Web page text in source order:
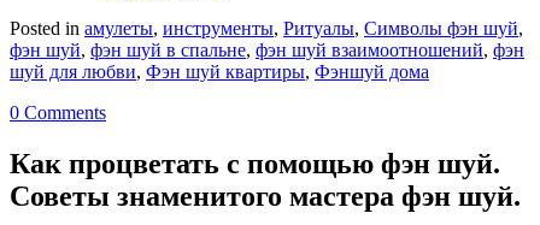
Posted in амулеты, инструменты, Ритуалы, Символы фэн шуй,
фэн шуй, фэн шуй в спальне, фэн шуй взаимоотношений, фэн
шуй для любви, Фэн шуй квартиры, Фэншуй дома
0 Comments
Как процветать с помощью фэн шуй.
Советы знаменитого мастера фэн шуй.